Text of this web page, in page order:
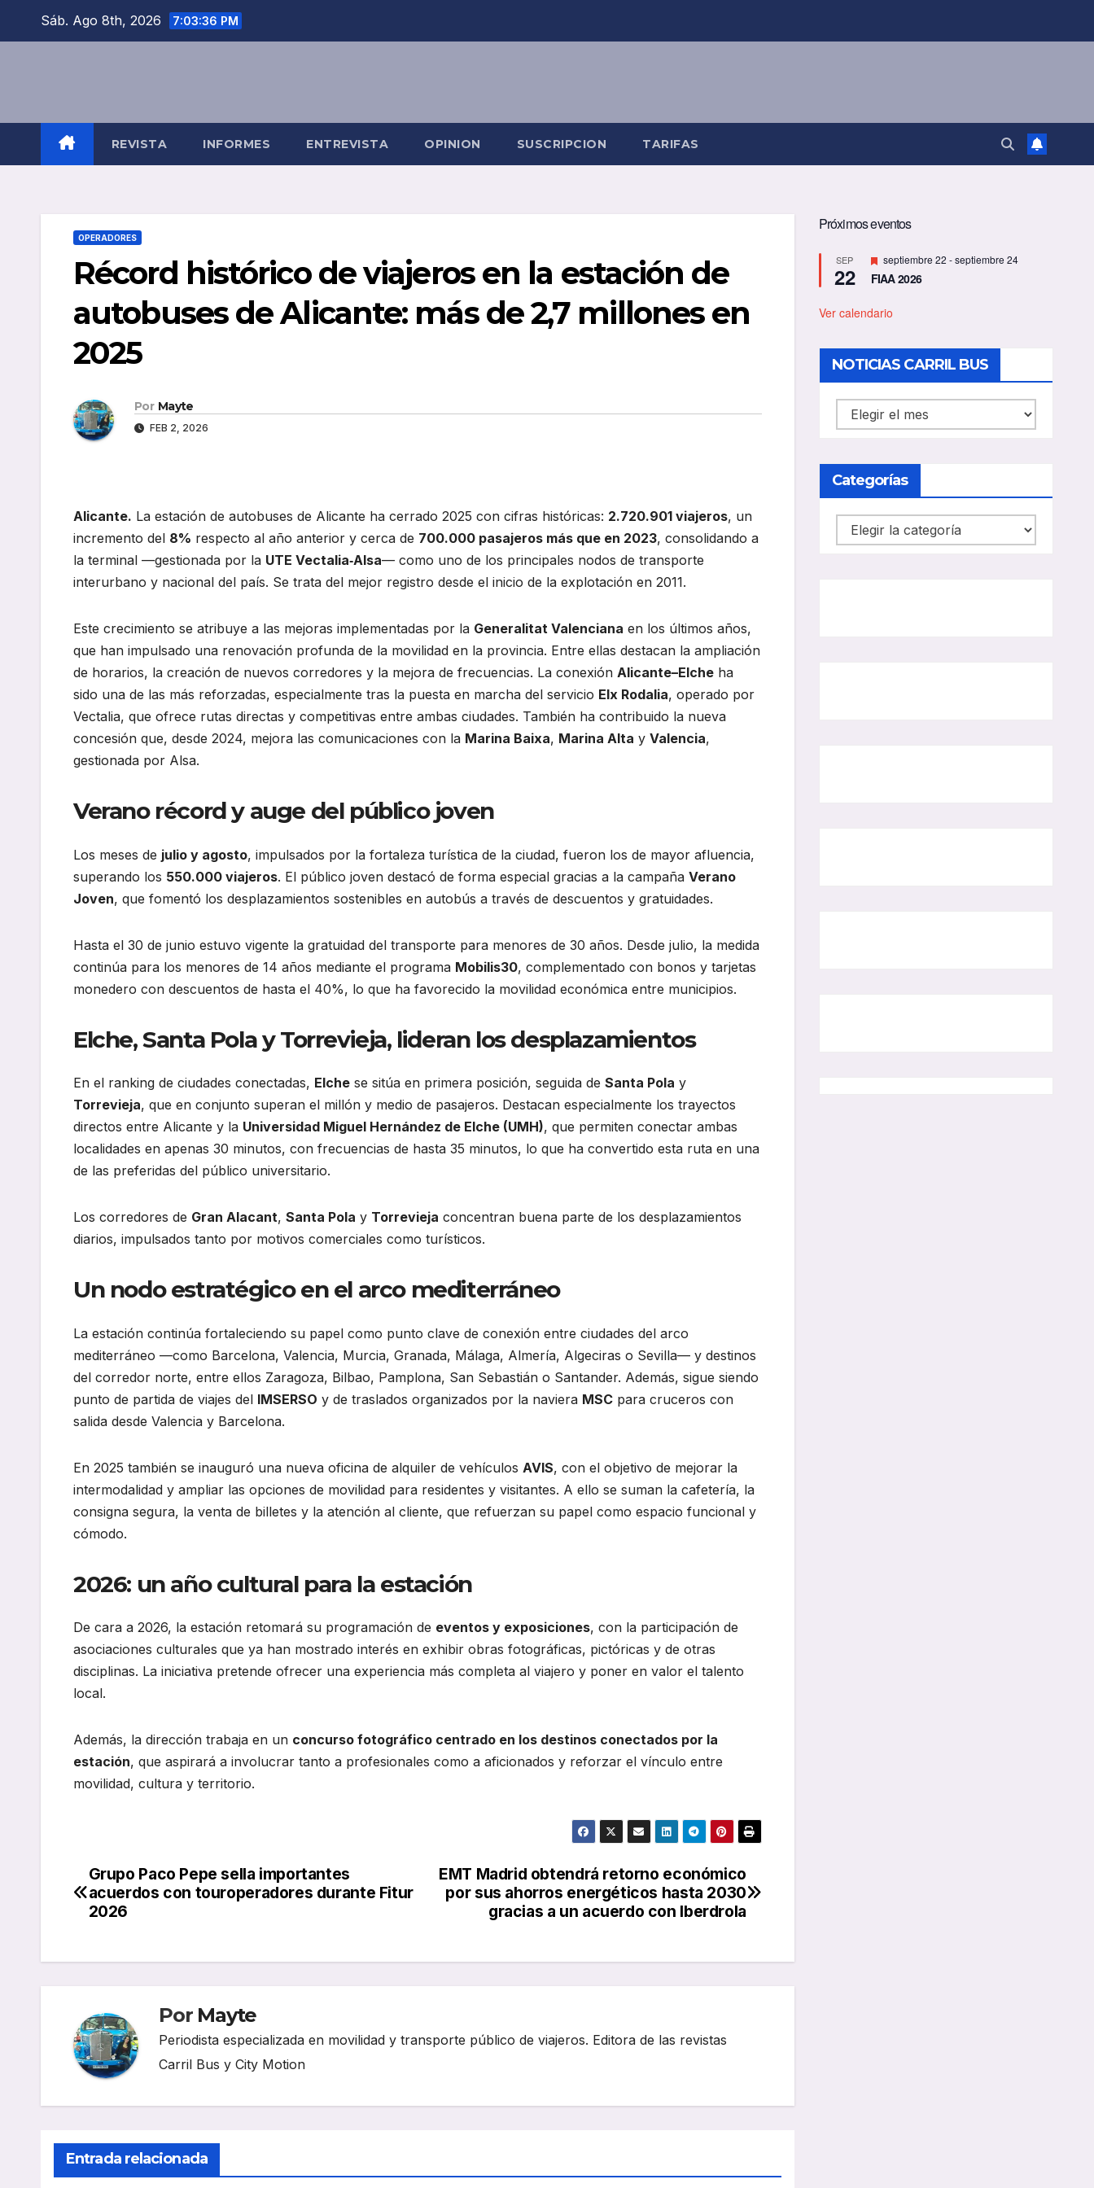
Sáb. Ago 8th, 2026 7:03:37 PM
REVISTA INFORMES ENTREVISTA OPINION SUSCRIPCION TARIFAS
OPERADORES
Récord histórico de viajeros en la estación de
autobuses de Alicante: más de 2,7 millones en
2025
Por Mayte
FEB 2, 2026
Alicante. La estación de autobuses de Alicante ha cerrado 2025 con cifras históricas: 2.720.901 viajeros, un
incremento del 8% respecto al año anterior y cerca de 700.000 pasajeros más que en 2023, consolidando a
la terminal —gestionada por la UTE Vectalia‑Alsa— como uno de los principales nodos de transporte
interurbano y nacional del país. Se trata del mejor registro desde el inicio de la explotación en 2011.
Este crecimiento se atribuye a las mejoras implementadas por la Generalitat Valenciana en los últimos años,
que han impulsado una renovación profunda de la movilidad en la provincia. Entre ellas destacan la ampliación
de horarios, la creación de nuevos corredores y la mejora de frecuencias. La conexión Alicante–Elche ha
sido una de las más reforzadas, especialmente tras la puesta en marcha del servicio Elx Rodalia, operado por
Vectalia, que ofrece rutas directas y competitivas entre ambas ciudades. También ha contribuido la nueva
concesión que, desde 2024, mejora las comunicaciones con la Marina Baixa, Marina Alta y Valencia,
gestionada por Alsa.
Verano récord y auge del público joven
Los meses de julio y agosto, impulsados por la fortaleza turística de la ciudad, fueron los de mayor afluencia,
superando los 550.000 viajeros. El público joven destacó de forma especial gracias a la campaña Verano
Joven, que fomentó los desplazamientos sostenibles en autobús a través de descuentos y gratuidades.
Hasta el 30 de junio estuvo vigente la gratuidad del transporte para menores de 30 años. Desde julio, la medida
continúa para los menores de 14 años mediante el programa Mobilis30, complementado con bonos y tarjetas
monedero con descuentos de hasta el 40%, lo que ha favorecido la movilidad económica entre municipios.
Elche, Santa Pola y Torrevieja, lideran los desplazamientos
En el ranking de ciudades conectadas, Elche se sitúa en primera posición, seguida de Santa Pola y
Torrevieja, que en conjunto superan el millón y medio de pasajeros. Destacan especialmente los trayectos
directos entre Alicante y la Universidad Miguel Hernández de Elche (UMH), que permiten conectar ambas
localidades en apenas 30 minutos, con frecuencias de hasta 35 minutos, lo que ha convertido esta ruta en una
de las preferidas del público universitario.
Los corredores de Gran Alacant, Santa Pola y Torrevieja concentran buena parte de los desplazamientos
diarios, impulsados tanto por motivos comerciales como turísticos.
Un nodo estratégico en el arco mediterráneo
La estación continúa fortaleciendo su papel como punto clave de conexión entre ciudades del arco
mediterráneo —como Barcelona, Valencia, Murcia, Granada, Málaga, Almería, Algeciras o Sevilla— y destinos
del corredor norte, entre ellos Zaragoza, Bilbao, Pamplona, San Sebastián o Santander. Además, sigue siendo
punto de partida de viajes del IMSERSO y de traslados organizados por la naviera MSC para cruceros con
salida desde Valencia y Barcelona.
En 2025 también se inauguró una nueva oficina de alquiler de vehículos AVIS, con el objetivo de mejorar la
intermodalidad y ampliar las opciones de movilidad para residentes y visitantes. A ello se suman la cafetería, la
consigna segura, la venta de billetes y la atención al cliente, que refuerzan su papel como espacio funcional y
cómodo.
2026: un año cultural para la estación
De cara a 2026, la estación retomará su programación de eventos y exposiciones, con la participación de
asociaciones culturales que ya han mostrado interés en exhibir obras fotográficas, pictóricas y de otras
disciplinas. La iniciativa pretende ofrecer una experiencia más completa al viajero y poner en valor el talento
local.
Además, la dirección trabaja en un concurso fotográfico centrado en los destinos conectados por la
estación, que aspirará a involucrar tanto a profesionales como a aficionados y reforzar el vínculo entre
movilidad, cultura y territorio.
Navegación
de
EMT Madrid obtendrá retorno económico
por sus ahorros energéticos hasta 2030
gracias a un acuerdo con Iberdrola
Grupo Paco Pepe sella importantes
acuerdos con touroperadores durante Fitur
2026
Por Mayte
Periodista especializada en movilidad y transporte público de viajeros. Editora de las revistas
Carril Bus y City Motion
Entrada relacionada
Próximos eventos
SEP
22
D
e
s
a
d
o
septiembre 22 -septiembre 24
FIAA 2026
Ver calendario
NOTICIAS CARRIL BUS
NOTICIAS
CARRIL
Categorías
Categorías